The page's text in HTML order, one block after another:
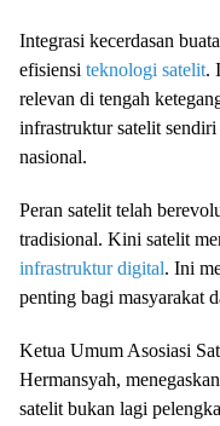
Integrasi kecerdasan
efisiensi teknologi satelit.
relevan di tengah
infrastruktur satelit
nasional.
Peran satelit telah
tradisional. Kini satelit
infrastruktur digital. Ini
penting bagi masyarakat
Ketua Umum Asosiasi
Hermansyah,
satelit bukan lagi